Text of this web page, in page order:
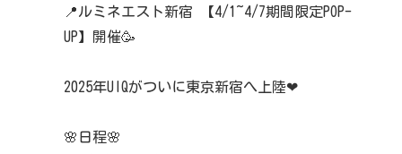
📍ルミネエスト新宿 【4/1~4/7期間限定POP-
UP】開催🥳
2025年UIQがついに東京新宿へ上陸❤
🌸日程🌸